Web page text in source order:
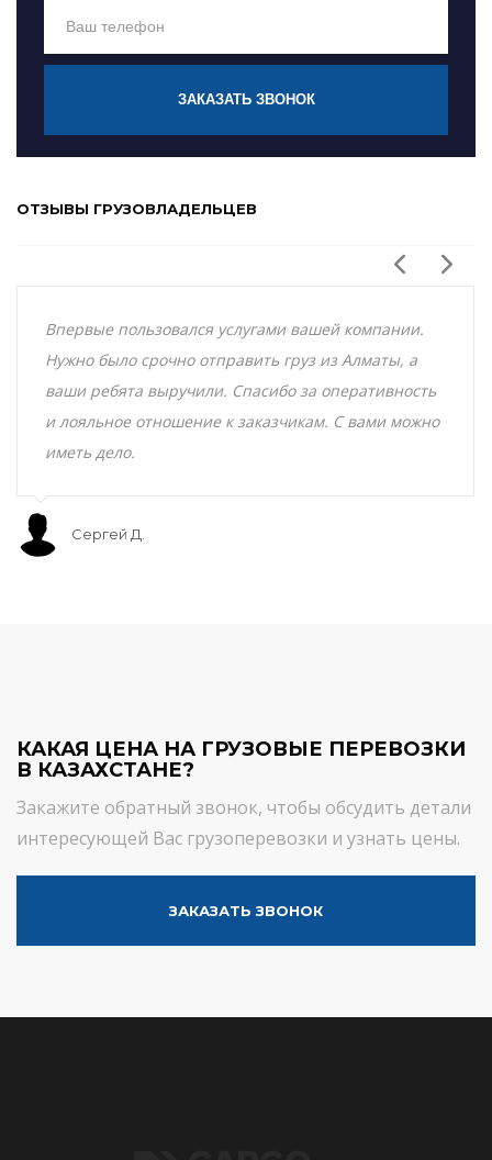
ЗАКАЗАТЬ ЗВОНОК
ОТЗЫВЫ ГРУЗОВЛАДЕЛЬЦЕВ
Впервые пользовался услугами вашей компании.
Нужно было срочно отправить груз из Алматы, а
ваши ребята выручили. Спасибо за оперативность
и лояльное отношение к заказчикам. С вами можно
иметь дело.
Сергей Д.
КАКАЯ ЦЕНА НА ГРУЗОВЫЕ ПЕРЕВОЗКИ
В КАЗАХСТАНЕ?
Закажите обратный звонок, чтобы обсудить детали
интересующей Вас грузоперевозки и узнать цены.
ЗАКАЗАТЬ ЗВОНОК